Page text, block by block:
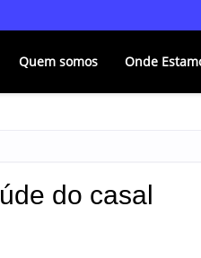
Quem somos Onde
do casal